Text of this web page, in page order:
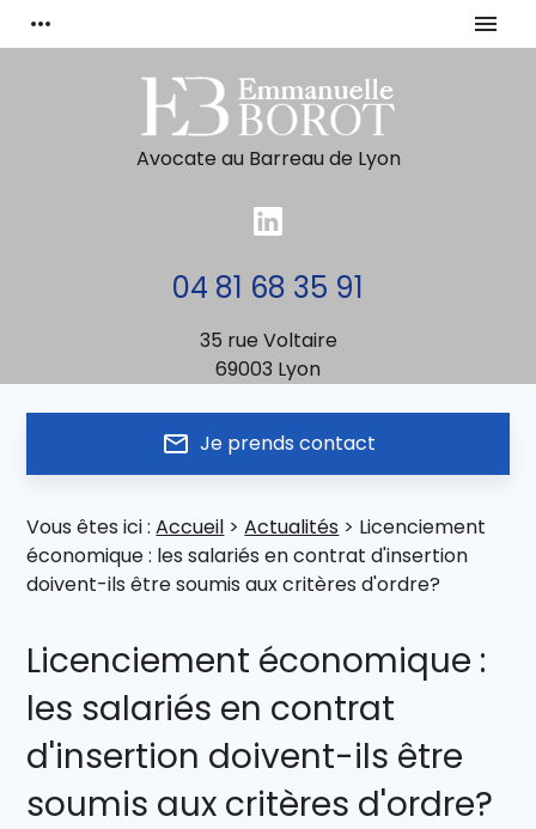
more_horiz menu
Avocate au Barreau de Lyon
04 81 68 35 91
35 rue Voltaire
69003 Lyon
mail_outline Je prends contact
Vous êtes ici : Accueil >Actualités > Licenciement
économique : les salariés en contrat d'insertion
doivent-ils être soumis aux critères d'ordre?
Licenciement économique :
les salariés en contrat
d'insertion doivent-ils être
soumis aux critères d'ordre?